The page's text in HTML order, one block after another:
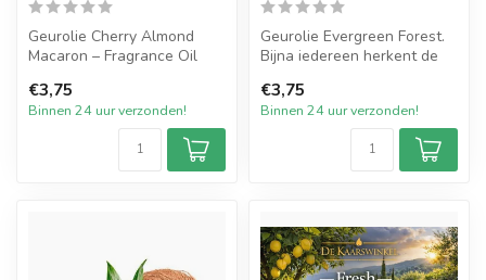
Geurolie Cherry Almond
Macaron – Fragrance Oil
Cherry Almond Macaron is
een w...
€3,75
Binnen 24 uur verzonden!
Geurolie Evergreen Forest.
Bijna iedereen herkent de
gro...
€3,75
Binnen 24 uur verzonden!